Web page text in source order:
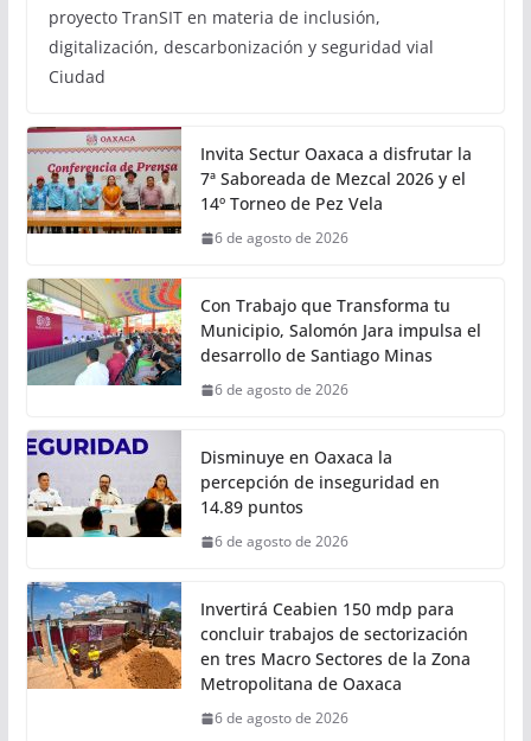
proyecto TranSIT en materia de inclusión,
digitalización, descarbonización y seguridad vial
Ciudad
Invita Sectur Oaxaca a disfrutar la
7ª Saboreada de Mezcal 2026 y el
14º Torneo de Pez Vela
6 de agosto de 2026
Con Trabajo que Transforma tu
Municipio, Salomón Jara impulsa el
desarrollo de Santiago Minas
6 de agosto de 2026
Disminuye en Oaxaca la
percepción de inseguridad en
14.89 puntos
6 de agosto de 2026
Invertirá Ceabien 150 mdp para
concluir trabajos de sectorización
en tres Macro Sectores de la Zona
Metropolitana de Oaxaca
6 de agosto de 2026